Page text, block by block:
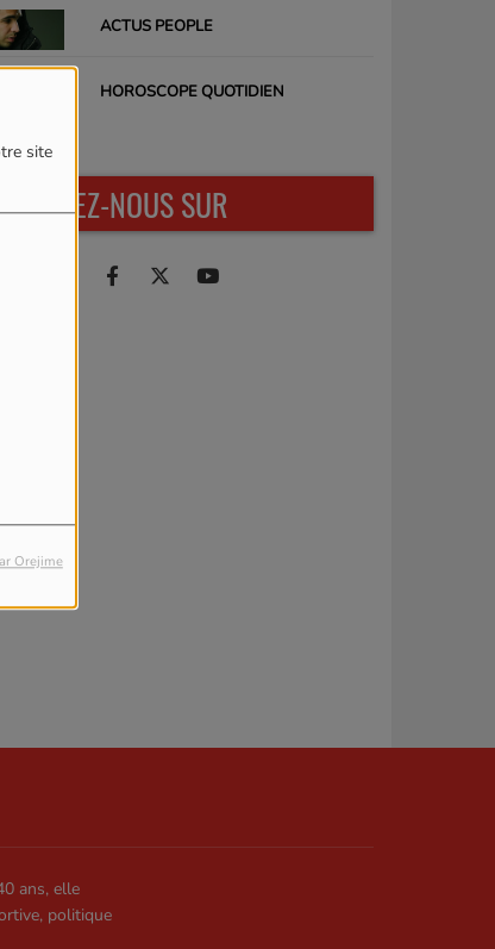
site
Orejime
ACTUS PEOPLE
HOROSCOPE QUOTIDIEN
NOUS SUR
ans, elle
politique